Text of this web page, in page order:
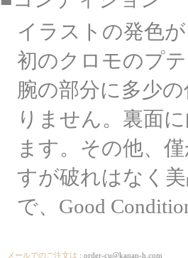
イラストの発色
初のクロモのプ
腕の部分に多少
りません。裏面
ます。その他、
すが破れはなく
で、Good
メールでのご注文は : order-cu@kanan-h.com